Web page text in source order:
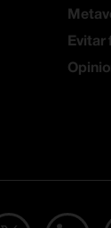
Evitar